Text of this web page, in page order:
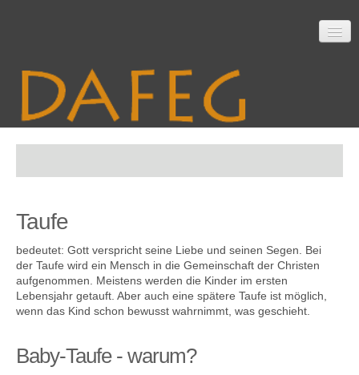
Mitarbeit
Material
Themen
Taufe
bedeutet: Gott verspricht seine Liebe und seinen Segen. Bei
der Taufe wird ein Mensch in die Gemeinschaft der Christen
aufgenommen. Meistens werden die Kinder im ersten
Lebensjahr getauft. Aber auch eine spätere Taufe ist möglich,
wenn das Kind schon bewusst wahrnimmt, was geschieht.
Baby-Taufe - warum?